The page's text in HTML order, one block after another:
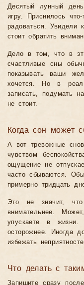
Десятый лунный
игру. Приснилось
радоваться. Увидели
стоит обратить
Дело в том, что в
счастливые сны
показывать ваши
хочется. Но в
записать, подумать
не стоит.
Когда сон может
А вот тревожные
чувством
ощущение не
часто сбываются.
примерно тридцать
Это не значит, что
внимательнее.
упускаете в
осторожнее. Иногда
избежать
Что делать с
Запишите сразу